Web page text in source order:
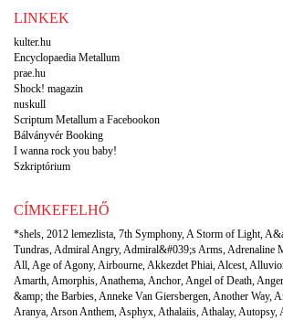
LINKEK
kulter.hu
Encyclopaedia Metallum
prae.hu
Shock! magazin
nuskull
Scriptum Metallum a Facebookon
Bálványvér Booking
I wanna rock you baby!
Szkriptórium
CÍMKEFELHŐ
*shels, 2012 lemezlista, 7th Symphony,A Storm of Light,
Tundras,Admiral Angry,Admiral&#039;s Arms,Adrenaline
All,Age of Agony,Airbourne,Akkezdet Phiai,Alcest,
Amarth,Amorphis,Anathema,Anchor,Angel of Death,
&amp; the Barbies,Anneke Van Giersbergen,Another Way,
Aranya,Arson Anthem,Asphyx,Athalaiis,Athalay,Autopsy,